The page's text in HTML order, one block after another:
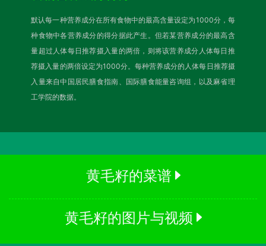
默认每一种营养成分在所有食物中的最高含量设定为1000分，每
种食物中各营养成分的得分据此产生。但若某营养成分的最高含
量超过人体每日推荐摄入量的两倍，则将该营养成分人体每日推
荐摄入量的两倍设定为1000分。每种营养成分的人体每日推荐摄
入量来自中国居民膳食指南、国际膳食能量咨询组，以及麻省理
工学院的数据。
黄毛籽的菜谱
黄毛籽的图片与视频